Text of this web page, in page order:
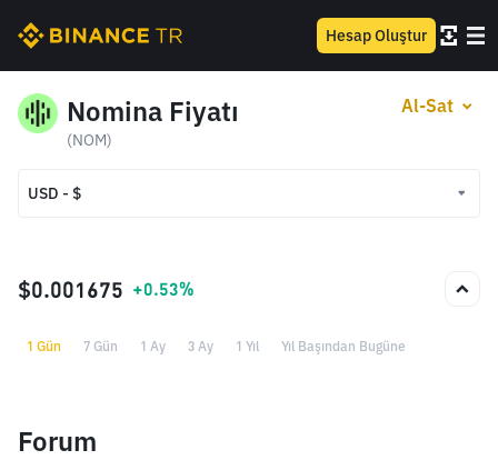
Hesap Oluştur
Nomina Fiyatı
(NOM)
Al-Sat
USD - $
TRY - ₺
$0.001675 +0.53%
1 Gün 7 Gün 1 Ay 3 Ay 1 Yıl Yıl Başından Bugüne
Forum